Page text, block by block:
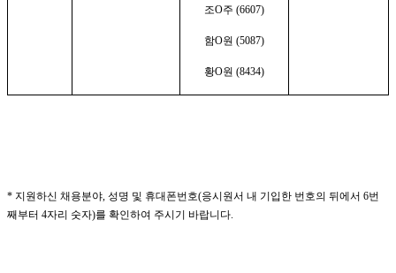
조O주 (6607)
함O원 (5087)
황O원 (8434)
* 지원하신 채용분야, 성명 및 휴대폰번호(응시원서 내 기입한 번호의 뒤에서 6번
째부터 4자리 숫자)를 확인하여 주시기 바랍니다.